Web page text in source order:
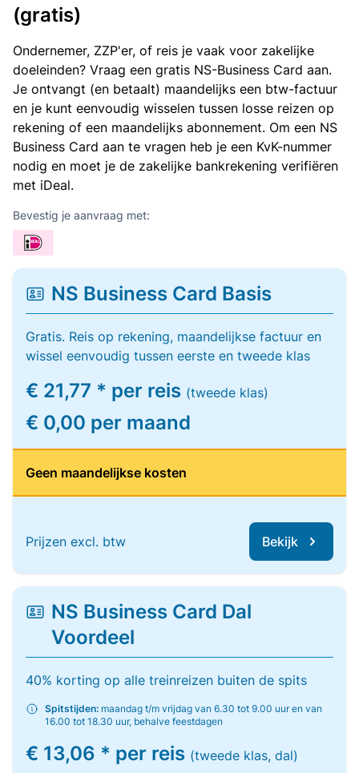
(gratis)
Ondernemer, ZZP'er, of reis je vaak voor zakelijke
doeleinden? Vraag een gratis NS-Business Card aan.
Je ontvangt (en betaalt) maandelijks een btw-factuur
en je kunt eenvoudig wisselen tussen losse reizen op
rekening of een maandelijks abonnement. Om een NS
Business Card aan te vragen heb je een KvK-nummer
nodig en moet je de zakelijke bankrekening verifiëren
met iDeal.
Bevestig je aanvraag met:
NS Business Card Basis
Gratis. Reis op rekening, maandelijkse factuur en
wissel eenvoudig tussen eerste en tweede klas
€ 21,77 * per reis (tweede klas)
€ 0,00 per maand
Geen maandelijkse kosten
Prijzen excl. btw Bekijk
NS Business Card Dal
Voordeel
40% korting op alle treinreizen buiten de spits
Spitstijden: maandag t/m vrijdag van 6.30 tot 9.00 uur en van
16.00 tot 18.30 uur, behalve feestdagen
€ 13,06 * per reis (tweede klas, dal)